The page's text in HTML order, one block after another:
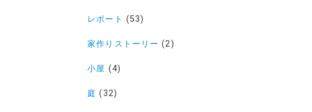
レポート (53)
家作りストーリー (2)
小屋 (4)
庭 (32)